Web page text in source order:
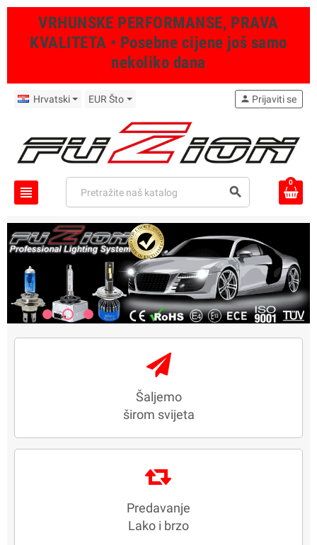
VRHUNSKE PERFORMANSE, PRAVA
KVALITETA • Posebne cijene još samo
nekoliko dana
Hrvatski EUR Što
view_headline search
person Prijaviti se
0
Šaljemo
širom svijeta
Predavanje
Lako i brzo